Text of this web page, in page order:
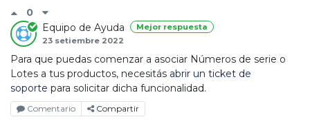
0
Equipo de Ayuda
23 setiembre 2022
Mejor respuesta
Para que puedas comenzar a asociar Números de serie o
Lotes a tus productos, necesitás abrir un ticket de
soporte para solicitar dicha funcionalidad.
Comentario Compartir